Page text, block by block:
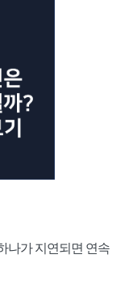
나가 지연되면 연속